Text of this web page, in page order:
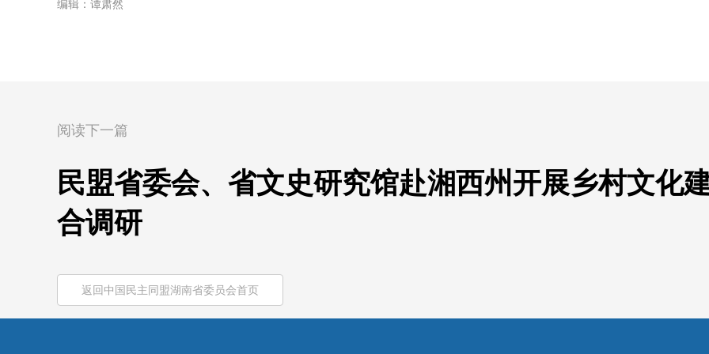
编辑：谭肃然
阅读下一篇
民盟省委会、省文史研究馆赴湘西州开展乡村文化
合调研
返回中国民主同盟湖南省委员会首页